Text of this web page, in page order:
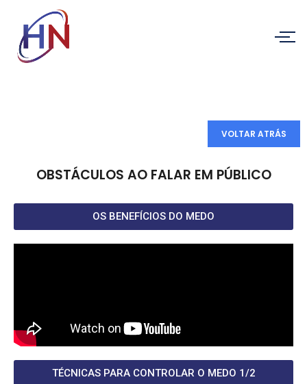
VOLTAR ATRÁS
OBSTÁCULOS AO FALAR EM PÚBLICO
OS BENEFÍCIOS DO MEDO
TÉCNICAS PARA CONTROLAR O MEDO 1/2